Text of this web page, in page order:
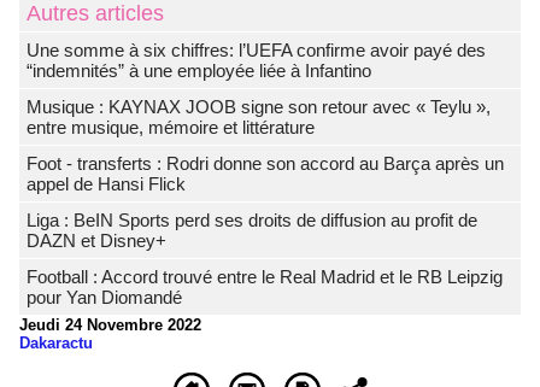
Autres articles
Une somme à six chiffres: l’UEFA confirme avoir payé des
“indemnités” à une employée liée à Infantino
Musique : KAYNAX JOOB signe son retour avec « Teylu »,
entre musique, mémoire et littérature
Foot - transferts : Rodri donne son accord au Barça après un
appel de Hansi Flick
Liga : BeIN Sports perd ses droits de diffusion au profit de
DAZN et Disney+
Football : Accord trouvé entre le Real Madrid et le RB Leipzig
pour Yan Diomandé
Jeudi 24 Novembre 2022
Dakaractu